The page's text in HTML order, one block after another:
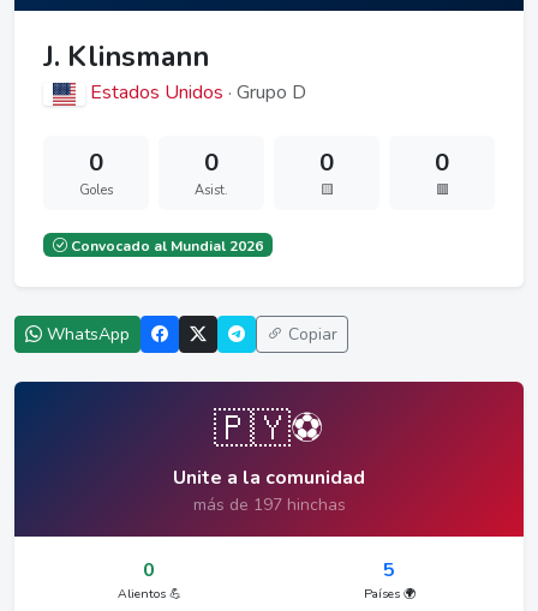
J. Klinsmann
Estados Unidos · Grupo D
0
Goles
0
Asist.
0
🟨
0
🟥
Convocado al Mundial 2026
WhatsApp Copiar
🇵🇾⚽
Unite a la comunidad
más de 197 hinchas
0
Alientos 💪
5
Países 🌍